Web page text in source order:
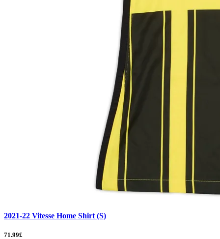
2021-22 Vitesse Home Shirt (S)
71.99£